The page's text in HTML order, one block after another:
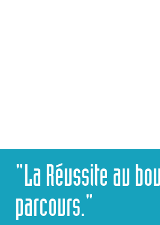
"La Réussite au
parcours."